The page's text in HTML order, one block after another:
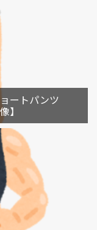
ートパンツ
】